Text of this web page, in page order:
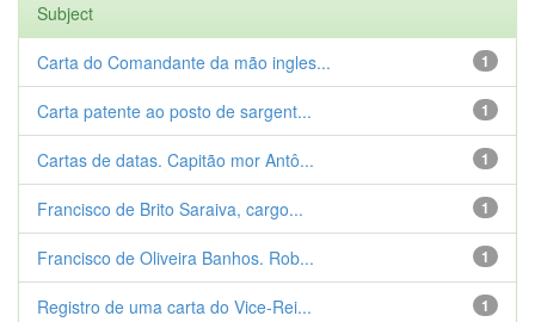
Subject
1
Carta do Comandante da mão ingles...
1
Carta patente ao posto de sargent...
1
Cartas de datas. Capitão mor Antô...
1
Francisco de Brito Saraiva, cargo...
1
Francisco de Oliveira Banhos. Rob...
1
Registro de uma carta do Vice-Rei...